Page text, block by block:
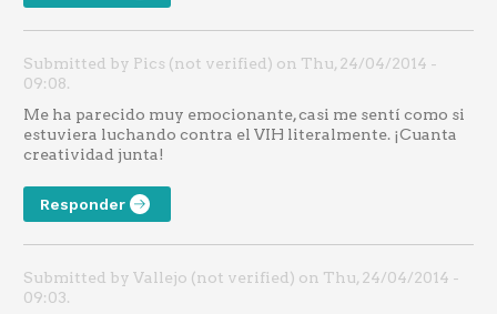
Submitted by Pics (not verified) on Thu, 24/04/2014 -
09:08.
Me ha parecido muy emocionante, casi me sentí como si
estuviera luchando contra el VIH literalmente. ¡Cuanta
creatividad junta!
Responder
Submitted by Vallejo (not verified) on Thu, 24/04/2014 -
09:03.